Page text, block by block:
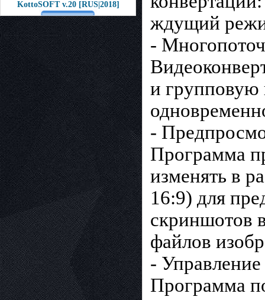
KottoSOFT v.20 [RUS|2018]
ждущий
-
и групповую
-
Программа
изменять в
16:9) для
скриншотов
файлов
-
Программа